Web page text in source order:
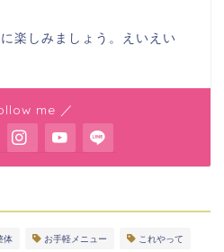
楽しみましょう。えいえい
me ／
体 お手軽メニュー これやって